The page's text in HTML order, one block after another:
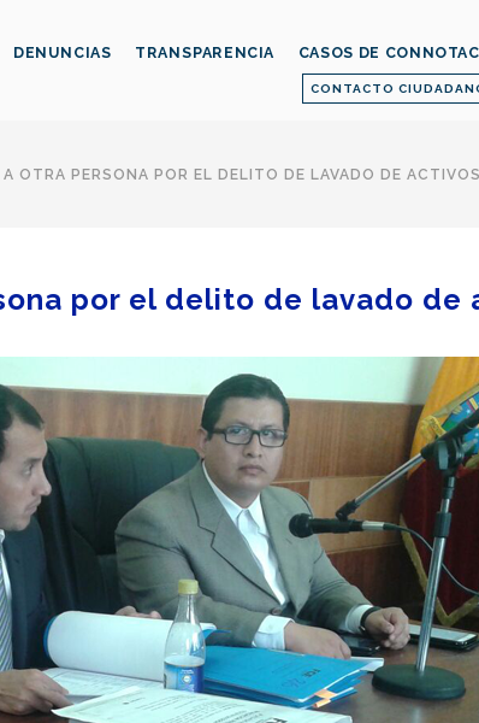
CONTACTO
DENUNCIAS TRANSPARENCIA CASOS DE
OTRA PERSONA POR EL DELITO DE LAVADO DE ACTIVOS
por el delito de lavado de